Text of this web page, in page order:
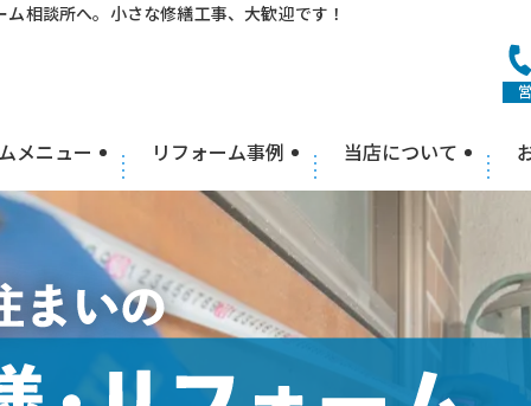
相談所へ。小さな修繕工事、大歓迎です！
メニュー リフォーム事例 当店について